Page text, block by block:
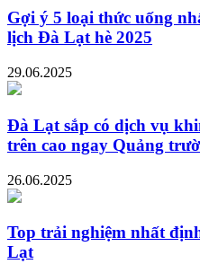
Gợi ý 5 loại thức uống
lịch Đà Lạt hè 2025
29.06.2025
Đà Lạt sắp có dịch vụ
trên cao ngay Quảng
26.06.2025
Top trải nghiệm nhất
Lạt